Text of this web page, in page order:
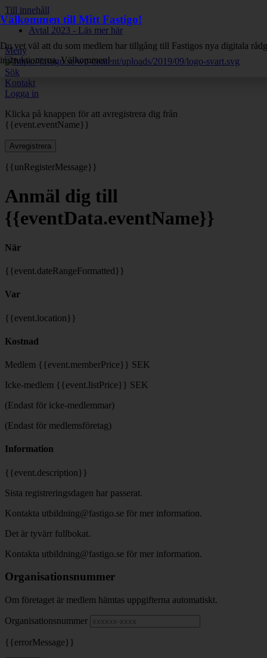
Till innehåll
Avtal 2023 - Läs mer här
Meny
Sök
Kontakt
Logga in
Klicka på knappen för att avregistrera dig från
{{event.eventName}}
Avregistrera
{{unRegisterMessage}}
Anmäl dig till
{{eventData.eventName}}
När
{{event.dateRangeFormatted}}
Var
{{event.location}}
Kostnad
Medlem {{event.memberPrice}} SEK
Icke-medlem {{event.listPrice}} SEK
(Endast för icke-medlemmar)
(Endast för medlemsföretag)
Information
{{event.description}}
Sista registreringsdagen har passerat.
Kontakta utbildning@fastigo.se för mer information.
Det är tyvärr fullbokat.
Kontakta utbildning@fastigo.se för mer information.
Organisationsnummer
Om företaget är medlem hämtas uppgifterna automatiskt.
Organisationsnummer
{{errorMessage}}
Välkommen till Mitt Fastigo!
Du vet väl att du som medlem har tillgång till Fastigos nya digitala
instruktionerna. Välkommen!